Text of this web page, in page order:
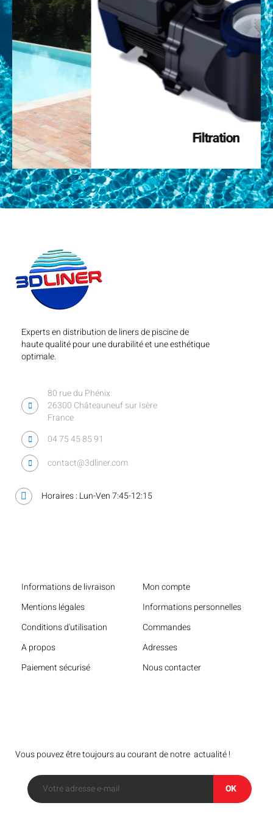
Experts en distribution de liners de piscine de
haute qualité pour une durabilité et une esthétique
optimale.
80 rue du Phénix
26300 Châteauneuf sur Isère
France
04 75 45 85 91
contact@3dliner.com
Horaires : Lun-Ven 7:45-12:15
Informations de livraison
Mentions légales
Conditions d'utilisation
A propos
Paiement sécurisé
Mon compte
Informations personnelles
Commandes
Adresses
Nous contacter
Vous pouvez être toujours au courant de notre actualité !
OK